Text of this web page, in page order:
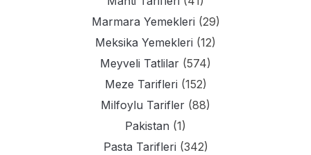
Marmara Yemekleri (29)
Meksika Yemekleri (12)
Meyveli Tatlilar (574)
Meze Tarifleri (152)
Milfoylu Tarifler (88)
Pakistan (1)
Pasta Tarifleri (342)